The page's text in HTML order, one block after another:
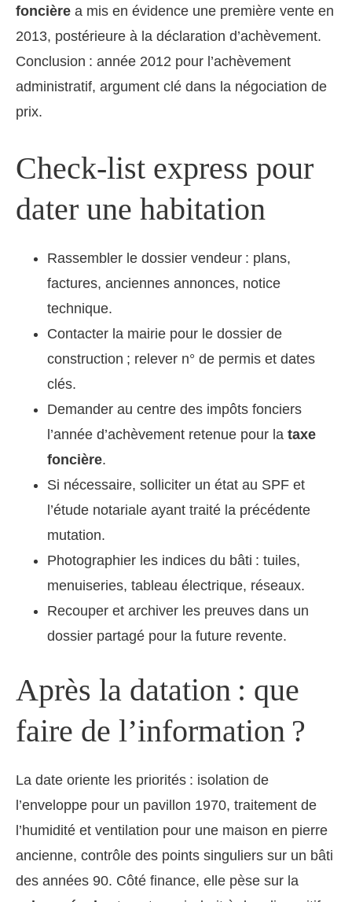
foncière a mis en évidence une première vente en
2013, postérieure à la déclaration d’achèvement.
Conclusion : année 2012 pour l’achèvement
administratif, argument clé dans la négociation de
prix.
Check-list express pour
dater une habitation
Rassembler le dossier vendeur : plans,
factures, anciennes annonces, notice
technique.
Contacter la mairie pour le dossier de
construction ; relever n° de permis et dates
clés.
Demander au centre des impôts fonciers
l’année d’achèvement retenue pour la taxe
foncière.
Si nécessaire, solliciter un état au SPF et
l’étude notariale ayant traité la précédente
mutation.
Photographier les indices du bâti : tuiles,
menuiseries, tableau électrique, réseaux.
Recouper et archiver les preuves dans un
dossier partagé pour la future revente.
Après la datation : que
faire de l’information ?
La date oriente les priorités : isolation de
l’enveloppe pour un pavillon 1970, traitement de
l’humidité et ventilation pour une maison en pierre
ancienne, contrôle des points singuliers sur un bâti
des années 90. Côté finance, elle pèse sur la